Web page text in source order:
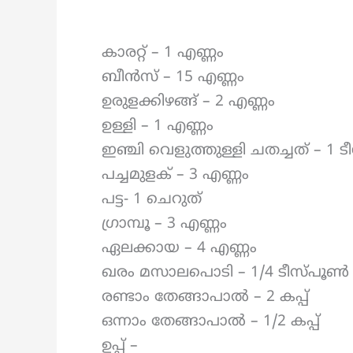
കാരറ്റ് – 1 എണ്ണം
ബീൻസ് – 15 എണ്ണം
ഉരുളക്കിഴങ്ങ് – 2 എണ്ണം
ഉള്ളി – 1 എണ്ണം
ഇഞ്ചി വെളുത്തുള്ളി ചതച്ചത് – 1
പച്ചമുളക് – 3 എണ്ണം
പട്ട- 1 ചെറുത്
ഗ്രാമ്പൂ – 3 എണ്ണം
ഏലക്കായ – 4 എണ്ണം
ഖരം മസാലപൊടി – 1/4 ടീസ്പൂൺ
രണ്ടാം തേങ്ങാപാൽ – 2 കപ്പ്
ഒന്നാം തേങ്ങാപാൽ – 1/2 കപ്പ്
ഉപ്പ് –